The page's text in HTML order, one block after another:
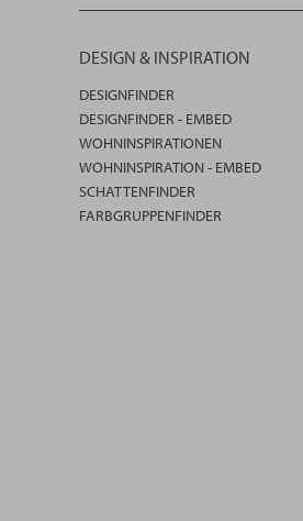
DESIGN & INSPIRATION
DESIGNFINDER
DESIGNFINDER - EMBED
WOHNINSPIRATIONEN
WOHNINSPIRATION - EMBED
SCHATTENFINDER
FARBGRUPPENFINDER